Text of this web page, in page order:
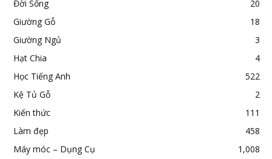
Đời Sống
20
Giường Gỗ
18
Giường Ngủ
3
Hạt Chia
4
Học Tiếng Anh
522
Kệ Tủ Gỗ
2
Kiến thức
111
Làm đẹp
458
Máy móc – Dụng Cụ
1,008